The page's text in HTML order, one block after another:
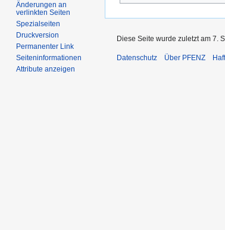
Änderungen an
verlinkten Seiten
Spezialseiten
Druckversion
Permanenter Link
Seiten­­informationen
Attribute anzeigen
Diese Seite wurde zuletzt am 7.
Datenschutz Über PFENZ